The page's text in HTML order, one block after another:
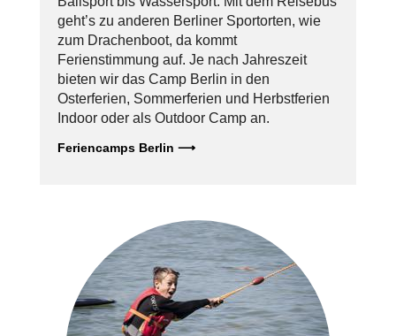
geht’s zu anderen Berliner Sportorten, wie
zum Drachenboot, da kommt
Ferienstimmung auf. Je nach Jahreszeit
bieten wir das Camp Berlin in den
Osterferien, Sommerferien und Herbstferien
Indoor oder als Outdoor Camp an.
Feriencamps Berlin ⟶